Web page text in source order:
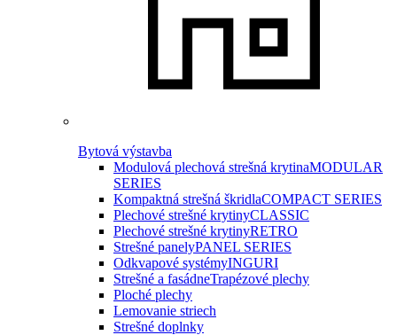
Bytová výstavba
Modulová plechová strešná krytinaMODULAR
SERIES
Kompaktná strešná škridlaCOMPACT SERIES
Plechové strešné krytinyCLASSIC
Plechové strešné krytinyRETRO
Strešné panelyPANEL SERIES
Odkvapové systémyINGURI
Strešné a fasádneTrapézové plechy
Ploché plechy
Lemovanie striech
Strešné doplnky